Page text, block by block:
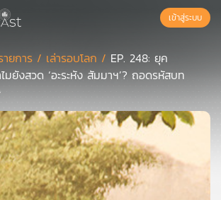
เข้าสู่ระบบ
ายการ / เล่ารอบโลก / EP. 248: ยุค
ยังสวด ‘อะระหัง สัมมาฯ’? ถอดรหัสบท